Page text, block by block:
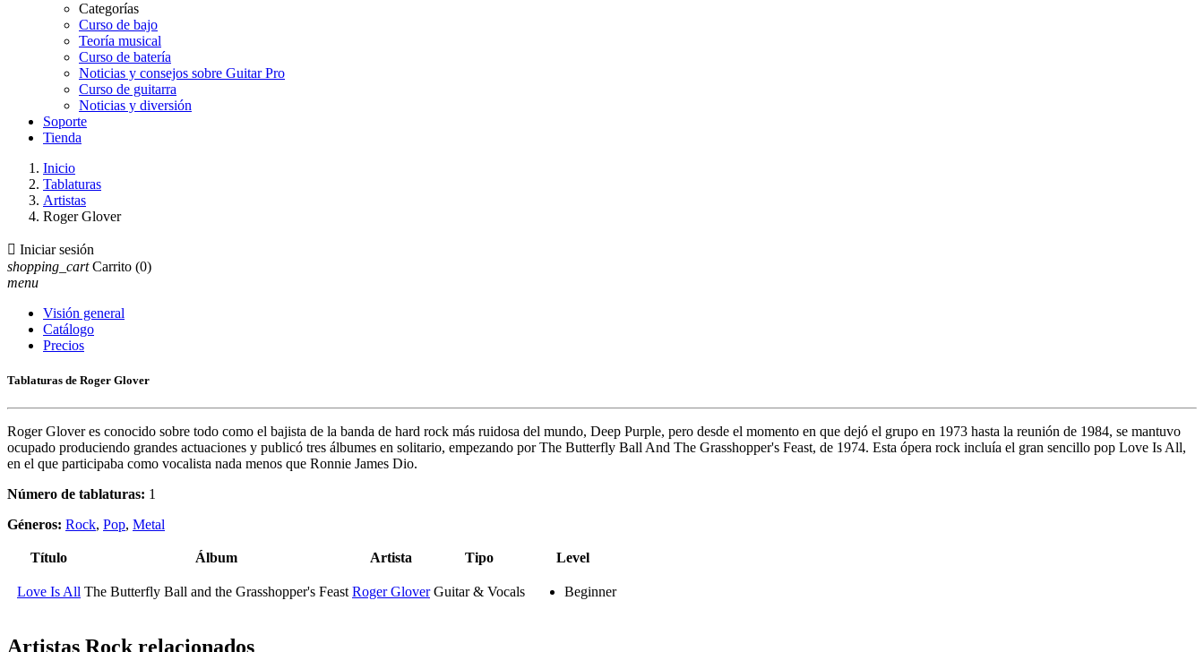
Categorías
Curso de bajo
Teoría musical
Curso de batería
Noticias y consejos sobre Guitar Pro
Curso de guitarra
Noticias y diversión
Soporte
Tienda
Inicio
Tablaturas
Artistas
Roger Glover
 Iniciar sesión
shopping_cart Carrito (0)
menu
Visión general
Catálogo
Precios
Tablaturas de Roger Glover
Roger Glover es conocido sobre todo como el bajista de la banda de hard rock más ruidosa del mundo, Deep Purple, pero desde el momento en que dejó el grupo en 1973 hasta la reunión de 1984, se mantuvo
ocupado produciendo grandes actuaciones y publicó tres álbumes en solitario, empezando por The Butterfly Ball And The Grasshopper's Feast, de 1974. Esta ópera rock incluía el gran sencillo pop Love Is All,
en el que participaba como vocalista nada menos que Ronnie James Dio.
Número de tablaturas: 1
Géneros: Rock, Pop, Metal
Título Álbum Artista Tipo Level
Love Is All The Butterfly Ball and the Grasshopper's Feast Roger Glover Guitar & Vocals Beginner
Artistas Rockrelacionados